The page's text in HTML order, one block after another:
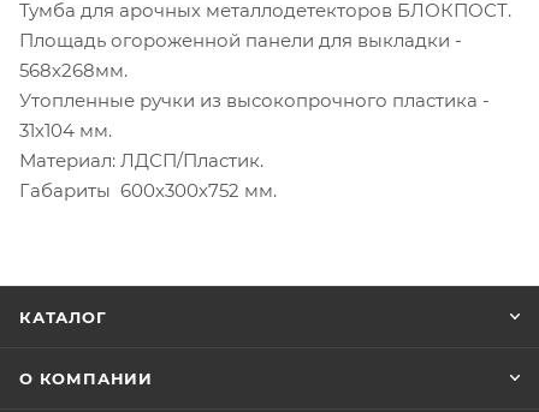
Тумба для арочных металлодетекторов БЛОКПОСТ.
Площадь огороженной панели для выкладки -
568х268мм.
Утопленные ручки из высокопрочного пластика -
31х104 мм.
Материал: ЛДСП/Пластик.
Габариты 600х300х752 мм.
КАТАЛОГ
О КОМПАНИИ